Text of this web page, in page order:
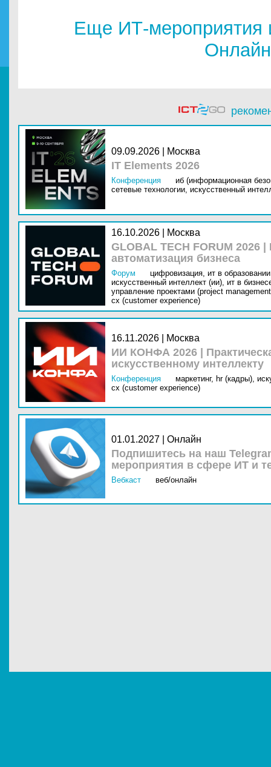
Еще ИТ-мероприятия
Онлайн
09.09.2026 | Москва
IT Elements 2026
Конференция
иб (информационная
сетевые технологии, искусственный
16.10.2026 | Москва
GLOBAL TECH FORUM
автоматизация бизнеса
Форум цифровизация, ит в
искусственный интеллект (ии), ит в
управление проектами (project
cx (customer experience)
16.11.2026 | Москва
ИИ КОНФА 2026 |
искусственному интеллекту
Конференция маркетинг, hr (кадры),
cx (customer experience)
01.01.2027 | Онлайн
Подпишитесь на наш
мероприятия в сфере ИТ и
Вебкаст веб/онлайн